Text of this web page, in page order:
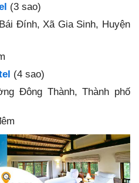
(3 sao)
Đính, Xã Gia Sinh, Huyện
(4 sao)
Đông Thành, Thành phố